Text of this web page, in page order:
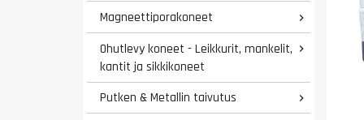
Magneettiporakoneet 
Ohutlevy koneet - Leikkurit, mankelit,
kantit ja sikkikoneet

Putken & Metallin taivutus 